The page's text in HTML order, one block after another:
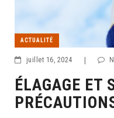
ACTUALITÉ
juillet 16, 2024 |
ÉLAGAGE ET